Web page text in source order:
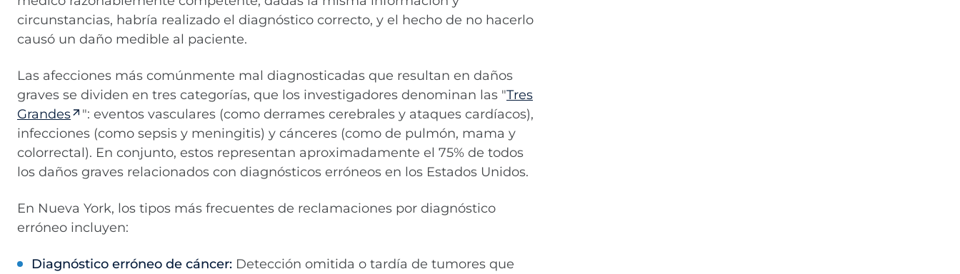
circunstancias, habría realizado el diagnóstico correcto, y el hecho de no hacerlo
causó un daño medible al paciente.
Las afecciones más comúnmente mal diagnosticadas que resultan en daños
graves se dividen en tres categorías, que los investigadores denominan las "Tres
Grandes
": eventos vasculares (como derrames cerebrales y ataques cardíacos),
infecciones (como sepsis y meningitis) y cánceres (como de pulmón, mama y
colorrectal). En conjunto, estos representan aproximadamente el 75% de todos
los daños graves relacionados con diagnósticos erróneos en los Estados Unidos.
En Nueva York, los tipos más frecuentes de reclamaciones por diagnóstico
erróneo incluyen:
Diagnóstico erróneo de cáncer: Detección omitida o tardía de tumores que